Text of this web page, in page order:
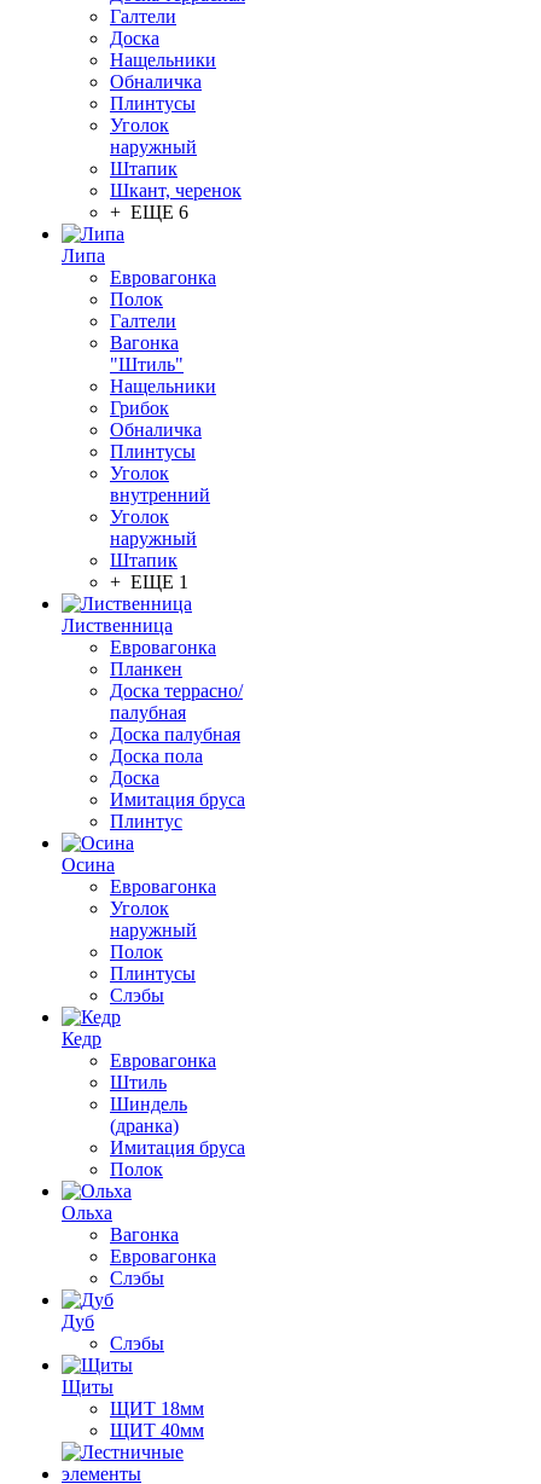
Галтели
Доска
Нащельники
Обналичка
Плинтусы
Уголок
наружный
Штапик
Шкант, черенок
+ ЕЩЕ 6
Липа
Евровагонка
Полок
Галтели
Вагонка
"Штиль"
Нащельники
Грибок
Обналичка
Плинтусы
Уголок
внутренний
Уголок
наружный
Штапик
+ ЕЩЕ 1
Лиственница
Евровагонка
Планкен
Доска террасно/
палубная
Доска палубная
Доска пола
Доска
Имитация бруса
Плинтус
Осина
Евровагонка
Уголок
наружный
Полок
Плинтусы
Слэбы
Кедр
Евровагонка
Штиль
Шиндель
(дранка)
Имитация бруса
Полок
Ольха
Вагонка
Евровагонка
Слэбы
Дуб
Слэбы
Щиты
ЩИТ 18мм
ЩИТ 40мм